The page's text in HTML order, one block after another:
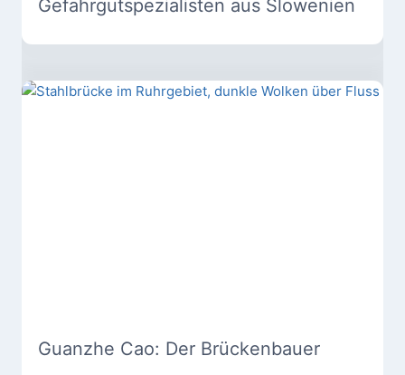
Gefahrgutspezialisten aus Slowenien
Guanzhe Cao: Der Brückenbauer